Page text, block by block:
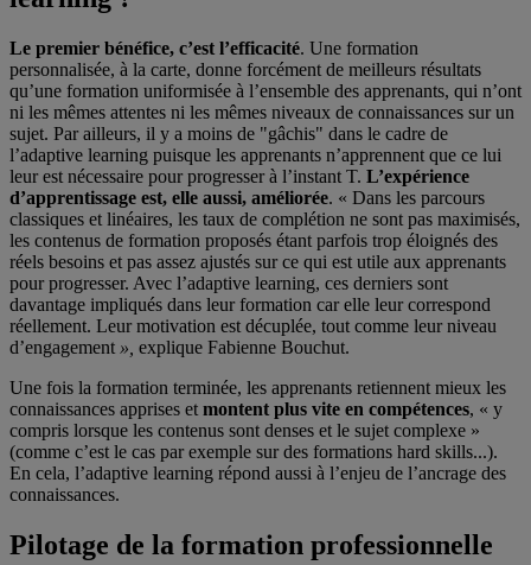
Le premier bénéfice, c’est l’efficacité. Une formation
personnalisée, à la carte, donne forcément de meilleurs résultats
qu’une formation uniformisée à l’ensemble des apprenants, qui n’ont
ni les mêmes attentes ni les mêmes niveaux de connaissances sur un
sujet. Par ailleurs, il y a moins de "gâchis" dans le cadre de
l’adaptive learning puisque les apprenants n’apprennent que ce lui
leur est nécessaire pour progresser à l’instant T. L’expérience
d’apprentissage est, elle aussi, améliorée. « Dans les parcours
classiques et linéaires, les taux de complétion ne sont pas maximisés,
les contenus de formation proposés étant parfois trop éloignés des
réels besoins et pas assez ajustés sur ce qui est utile aux apprenants
pour progresser. Avec l’adaptive learning, ces derniers sont
davantage impliqués dans leur formation car elle leur correspond
réellement. Leur motivation est décuplée, tout comme leur niveau
d’engagement », explique Fabienne Bouchut.
Une fois la formation terminée, les apprenants retiennent mieux les
connaissances apprises et montent plus vite en compétences, « y
compris lorsque les contenus sont denses et le sujet complexe »
(comme c’est le cas par exemple sur des formations hard skills...).
En cela, l’adaptive learning répond aussi à l’enjeu de l’ancrage des
connaissances.
Pilotage de la formation professionnelle